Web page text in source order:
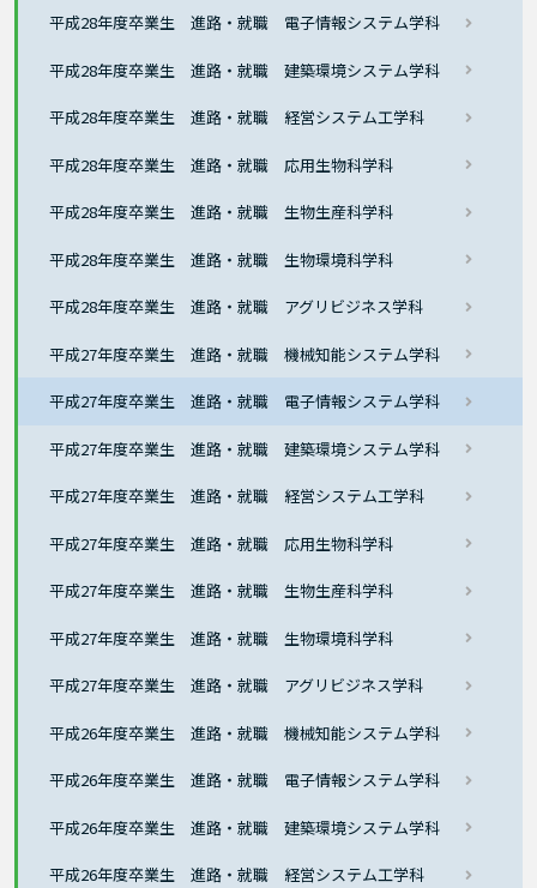
平成28年度卒業生 進路・就職 電子情報システム学科
平成28年度卒業生 進路・就職 建築環境システム学科
平成28年度卒業生 進路・就職 経営システム工学科
平成28年度卒業生 進路・就職 応用生物科学科
平成28年度卒業生 進路・就職 生物生産科学科
平成28年度卒業生 進路・就職 生物環境科学科
平成28年度卒業生 進路・就職 アグリビジネス学科
平成27年度卒業生 進路・就職 機械知能システム学科
平成27年度卒業生 進路・就職 電子情報システム学科
平成27年度卒業生 進路・就職 建築環境システム学科
平成27年度卒業生 進路・就職 経営システム工学科
平成27年度卒業生 進路・就職 応用生物科学科
平成27年度卒業生 進路・就職 生物生産科学科
平成27年度卒業生 進路・就職 生物環境科学科
平成27年度卒業生 進路・就職 アグリビジネス学科
平成26年度卒業生 進路・就職 機械知能システム学科
平成26年度卒業生 進路・就職 電子情報システム学科
平成26年度卒業生 進路・就職 建築環境システム学科
平成26年度卒業生 進路・就職 経営システム工学科